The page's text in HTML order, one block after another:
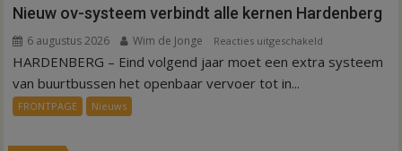
Nieuw ov-systeem verbindt alle kernen Hardenberg
6 augustus 2026 Wim de Jonge Reacties uitgeschakeld
Nieuw
HARDENBERG – Eind volgend jaar moet een extra systeem
van buurtbussen het openbaar vervoer tot in...
FRONTPAGE Nieuws